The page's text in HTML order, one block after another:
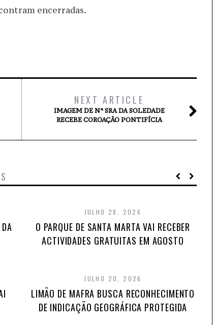
encerradas.
NEXT ARTICLE
IMAGEM DE Nª SRA DA SOLEDADE
RECEBE COROAÇÃO PONTIFÍCIA
JULHO 28, 2026
O PARQUE DE SANTA MARTA VAI RECEBER
ACTIVIDADES GRATUITAS EM AGOSTO
JULHO 20, 2026
LIMÃO DE MAFRA BUSCA RECONHECIMENTO
DE INDICAÇÃO GEOGRÁFICA PROTEGIDA